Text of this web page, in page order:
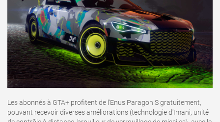
Les abonnés à GTA+ profitent de l'Enus Paragon S gratuitement,
pouvant recevoir diverses améliorations (technologie d'Imani, unité